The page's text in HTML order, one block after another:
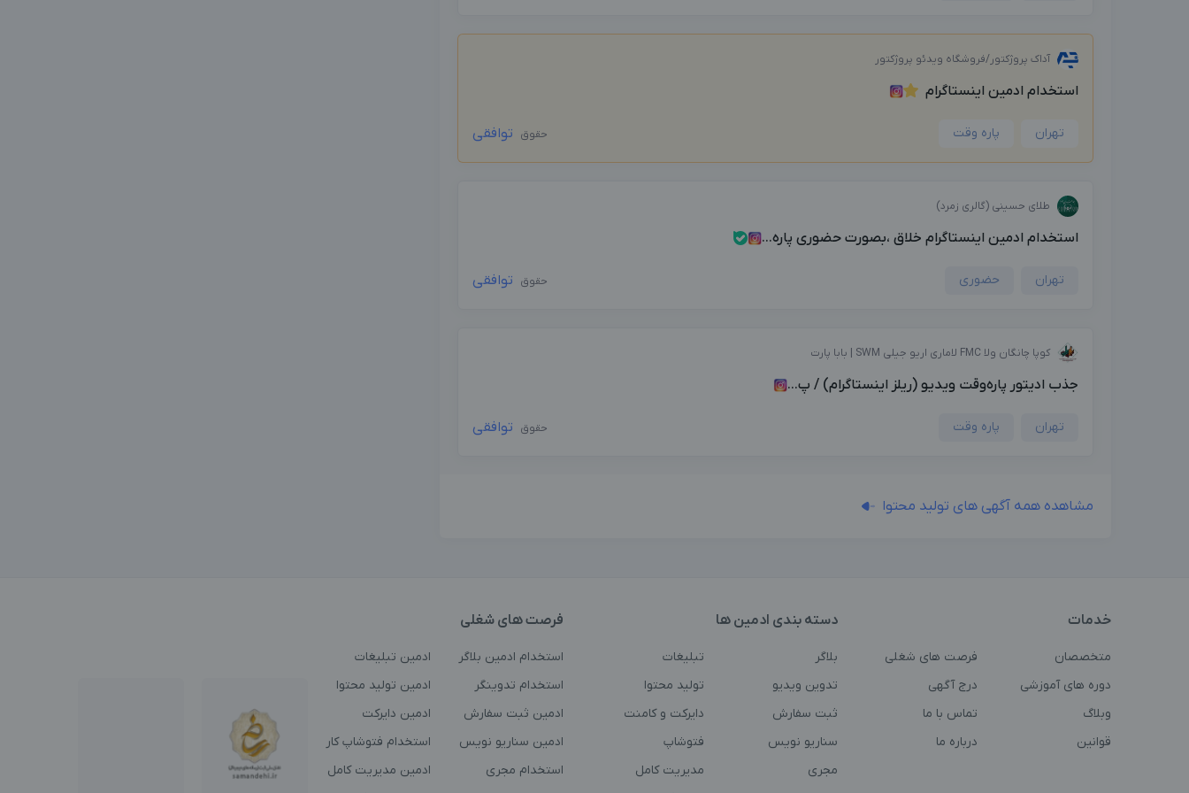
آداک پروژکتور/فروشگاه ویدئو پروژکتور
استخدام ادمین اینستاگرام
تهران پاره وقت حقوق توافقی
طلای حسینی (گالری زمرد)
استخدام ادمین اینستاگرام خلاق ،بصورت حضوری پاره...
تهران حضوری حقوق توافقی
کوپا چانگان ولا FMC لاماری اریو جیلی SWM | بابا پارت
جذب ادیتور پاره‌وقت ویدیو (ریلز اینستاگرام) / پ...
تهران پاره وقت حقوق توافقی
مشاهده همه آگهی های تولید محتوا
خدمات
متخصصان
فرصت های شغلی
دوره های آموزشی
درج آگهی
وبلاگ
تماس با ما
قوانین
درباره ما
دسته بندی ادمین ها
بلاگر
تبلیغات
تدوین ویدیو
تولید محتوا
ثبت سفارش
دایرکت و کامنت
سناریو نویس
فتوشاپ
مجری
مدیریت کامل
فرصت های شغلی
استخدام ادمین بلاگر
ادمین تبلیغات
استخدام تدوینگر
ادمین تولید محتوا
ادمین ثبت سفارش
ادمین دایرکت
ادمین سناریو نویس
استخدام فتوشاپ کار
استخدام مجری
ادمین مدیریت کامل